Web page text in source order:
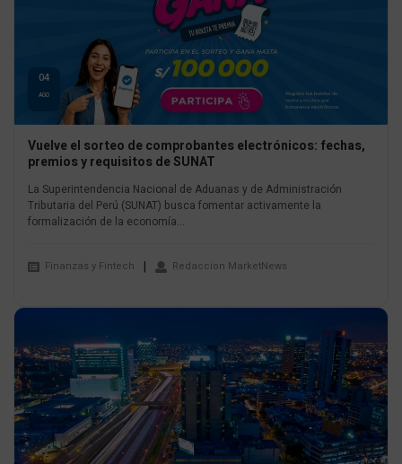
04
AGO
Vuelve el sorteo de comprobantes electrónicos: fechas,
premios y requisitos de SUNAT
La Superintendencia Nacional de Aduanas y de Administración
Tributaria del Perú (SUNAT) busca fomentar activamente la
formalización de la economía...
Finanzas y Fintech Redaccion MarketNews